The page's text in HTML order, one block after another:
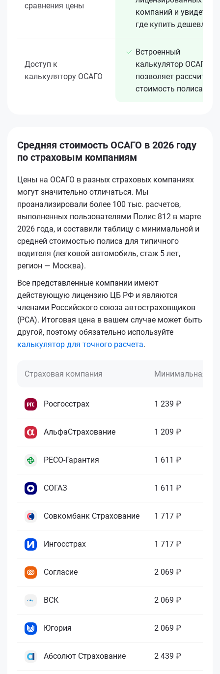
сравнения цены
компаний и увидеть,
где купить дешевле
Доступ к
калькулятору ОСАГО
Встроенный
калькулятор ОСАГО
позволяет рассчитать
стоимость полиса
Средняя стоимость ОСАГО в 2026 году
по страховым компаниям
Цены на ОСАГО в разных страховых компаниях
могут значительно отличаться. Мы
проанализировали более 100 тыс. расчетов,
выполненных пользователями Полис 812 в марте
2026 года, и составили таблицу с минимальной и
средней стоимостью полиса для типичного
водителя (легковой автомобиль, стаж 5 лет,
регион — Москва).
Все представленные компании имеют
действующую лицензию ЦБ РФ и являются
членами Российского союза автостраховщиков
(РСА). Итоговая цена в вашем случае может быть
другой, поэтому обязательно используйте
калькулятор для точного расчета.
Страховая компания Минимальная
Росгосстрах 1 239 ₽
АльфаСтрахование 1 209 ₽
РЕСО-Гарантия 1 611 ₽
СОГАЗ 1 611 ₽
Совкомбанк Страхование 1 717 ₽
Ингосстрах 1 717 ₽
Согласие 2 069 ₽
ВСК 2 069 ₽
Югория 2 069 ₽
Абсолют Страхование 2 439 ₽